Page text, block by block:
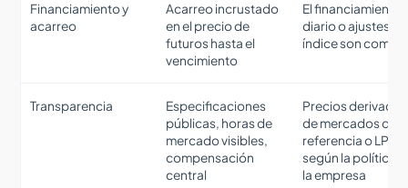
Financiamiento y
acarreo
Acarreo incrustado
en el precio de
futuros hasta el
vencimiento
El financiamiento
diario o ajustes de
índice son
Transparencia
Especificaciones
públicas, horas de
mercado visibles,
compensación
central
Precios derivados
de mercados de
referencia o LPs
según la política
la empresa